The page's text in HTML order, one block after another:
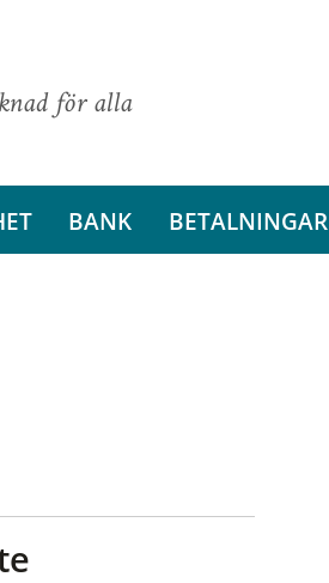
för alla
BANK BETALNINGAR